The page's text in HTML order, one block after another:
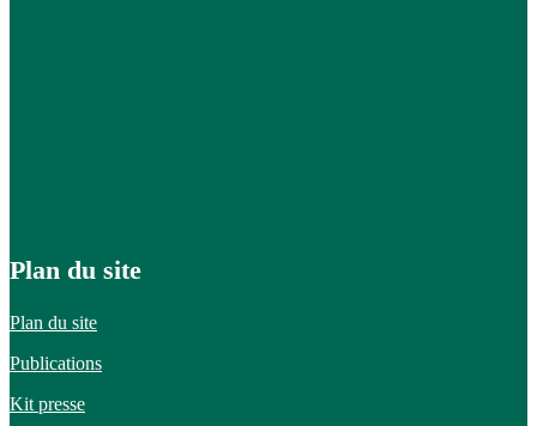
Plan du site
Plan du site
Publications
Kit presse